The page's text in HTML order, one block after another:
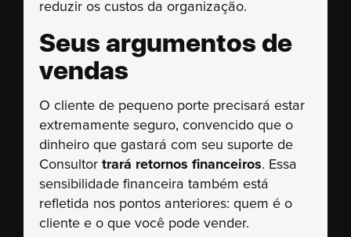
reduzir os custos da organização.
Seus argumentos de
vendas
O cliente de pequeno porte precisará estar
extremamente seguro, convencido que o
dinheiro que gastará com seu suporte de
Consultor trará retornos financeiros. Essa
sensibilidade financeira também está
refletida nos pontos anteriores: quem é o
cliente e o que você pode vender.